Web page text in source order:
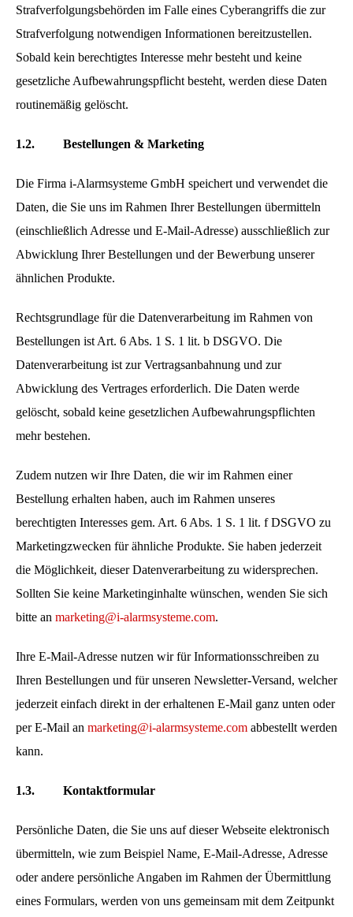
Strafverfolgungsbehörden im Falle eines Cyberangriffs die zur
Strafverfolgung notwendigen Informationen bereitzustellen.
Sobald kein berechtigtes Interesse mehr besteht und keine
gesetzliche Aufbewahrungspflicht besteht, werden diese Daten
routinemäßig gelöscht.
1.2. Bestellungen & Marketing
Die Firma i-Alarmsysteme GmbH speichert und verwendet die
Daten, die Sie uns im Rahmen Ihrer Bestellungen übermitteln
(einschließlich Adresse und E-Mail-Adresse) ausschließlich zur
Abwicklung Ihrer Bestellungen und der Bewerbung unserer
ähnlichen Produkte.
Rechtsgrundlage für die Datenverarbeitung im Rahmen von
Bestellungen ist Art. 6 Abs. 1 S. 1 lit. b DSGVO. Die
Datenverarbeitung ist zur Vertragsanbahnung und zur
Abwicklung des Vertrages erforderlich. Die Daten werde
gelöscht, sobald keine gesetzlichen Aufbewahrungspflichten
mehr bestehen.
Zudem nutzen wir Ihre Daten, die wir im Rahmen einer
Bestellung erhalten haben, auch im Rahmen unseres
berechtigten Interesses gem. Art. 6 Abs. 1 S. 1 lit. f DSGVO zu
Marketingzwecken für ähnliche Produkte. Sie haben jederzeit
die Möglichkeit, dieser Datenverarbeitung zu widersprechen.
Sollten Sie keine Marketinginhalte wünschen, wenden Sie sich
bitte an marketing@i-alarmsysteme.com.
Ihre E-Mail-Adresse nutzen wir für Informationsschreiben zu
Ihren Bestellungen und für unseren Newsletter-Versand, welcher
jederzeit einfach direkt in der erhaltenen E-Mail ganz unten oder
per E-Mail an marketing@i-alarmsysteme.com abbestellt werden
kann.
1.3. Kontaktformular
Persönliche Daten, die Sie uns auf dieser Webseite elektronisch
übermitteln, wie zum Beispiel Name, E-Mail-Adresse, Adresse
oder andere persönliche Angaben im Rahmen der Übermittlung
eines Formulars, werden von uns gemeinsam mit dem Zeitpunkt